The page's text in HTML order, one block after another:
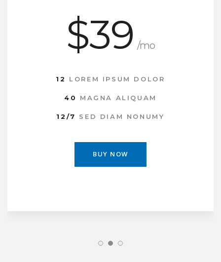
$39/mo
12 LOREM IPSUM DOLOR
40 MAGNA ALIQUAM
12/7 SED DIAM NONUMY
BUY NOW